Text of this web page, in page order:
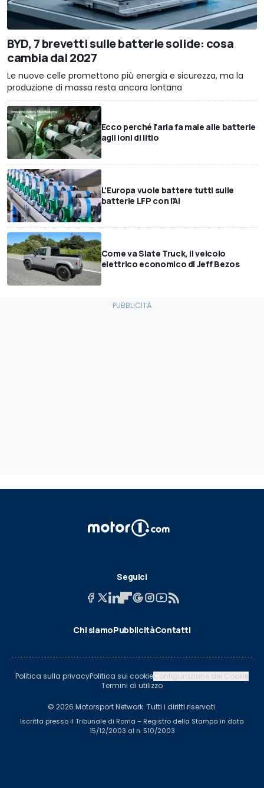
BYD, 7 brevetti sulle batterie solide: cosa
cambia dal 2027
Le nuove celle promettono più energia e sicurezza, ma la
produzione di massa resta ancora lontana
Ecco perché l'aria fa male alle batterie
agli ioni di litio
L'Europa vuole battere tutti sulle
batterie LFP con l'AI
Come va Slate Truck, il veicolo
elettrico economico di Jeff Bezos
Seguici
Chi siamoPubblicitàContatti
Politica sulla privacyPolitica sui cookieConfigurazione dei Cookie
Termini di utilizzo
© 2026 Motorsport Network. Tutti i diritti riservati.
Iscritta presso il Tribunale di Roma – Registro della Stampa in data
15/12/2003 al n. 510/2003